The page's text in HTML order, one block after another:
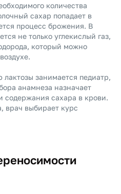
количества
сахар попадает в
процесс брожения. В
не только углекислый газ,
который можно
занимается педиатр,
анамнеза назначает
содержания сахара в крови.
врач выбирает курс